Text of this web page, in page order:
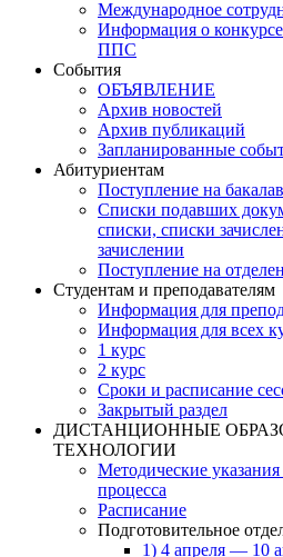
Международное
Информация о
ППС
События
ОБЪЯВЛЕНИЕ
Архив новостей
Архив публикаций
Запланированные
Абитуриентам
Поступление на
Списки подавших
списки, списки
зачислении
Поступление на
Студентам и преподавателям
Информация для
Информация для всех
1 курс
2 курс
Сроки и расписание
Закрытый раздел
ДИСТАНЦИОННЫЕ
ТЕХНОЛОГИИ
Методические
процесса
Расписание
Подготовительное
1) 4 апреля — 10